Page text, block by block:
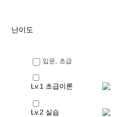
난이도
입문, 초급
Lv.1 초급이론
Lv.2 실습